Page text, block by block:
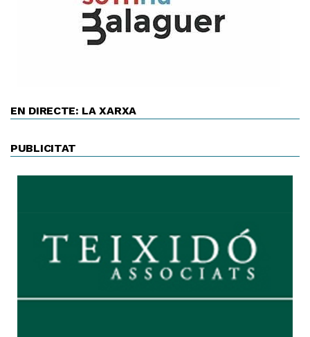
EN DIRECTE: LA XARXA
PUBLICITAT